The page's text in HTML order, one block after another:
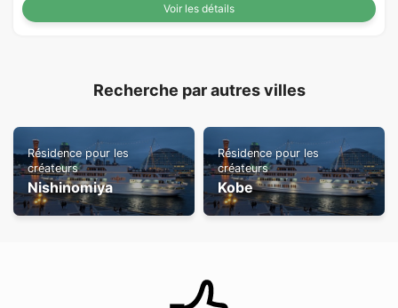
Voir les détails
Recherche par autres villes
Résidence pour les
créateurs
Nishinomiya
Résidence pour les
créateurs
Kobe